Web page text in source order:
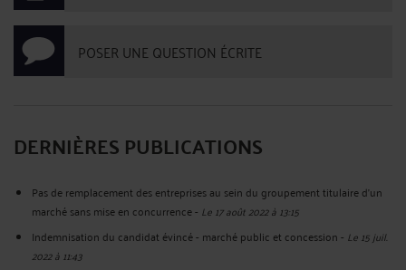
POSER UNE QUESTION ÉCRITE
DERNIÈRES PUBLICATIONS
Pas de remplacement des entreprises au sein du groupement titulaire d'un
marché sans mise en concurrence- Le 17 août 2022 à 13:15
Indemnisation du candidat évincé - marché public et concession- Le 15 juil.
2022 à 11:43